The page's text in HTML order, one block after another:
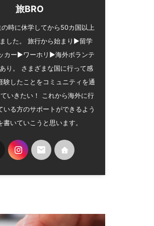
旅BRO
時に休学してから50カ国以上
した。 旅行から始まり▶︎留学
カー▶︎ワーホリ▶︎海外ボランテ
り。 さまざまな国に行って感
験したことをコミュニティを通
いきたい！ これから海外に行
いる方のサポートができるよう
書いていこうと思います。